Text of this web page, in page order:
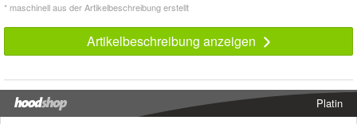
* maschinell aus der Artikelbeschreibung erstellt
Artikelbeschreibung anzeigen
Platin